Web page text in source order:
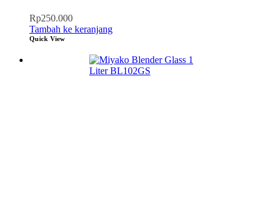
Rp250.000
Tambah ke keranjang
Quick View